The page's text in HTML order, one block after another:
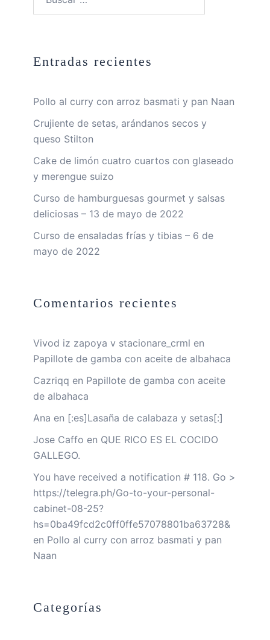
Entradas recientes
Pollo al curry con arroz basmati y pan Naan
Crujiente de setas, arándanos secos y
queso Stilton
Cake de limón cuatro cuartos con glaseado
y merengue suizo
Curso de hamburguesas gourmet y salsas
deliciosas – 13 de mayo de 2022
Curso de ensaladas frías y tibias – 6 de
mayo de 2022
Comentarios recientes
Vivod iz zapoya v stacionare_crml en
Papillote de gamba con aceite de albahaca
Cazriqq en Papillote de gamba con aceite
de albahaca
Ana en [:es]Lasaña de calabaza y setas[:]
Jose Caffo en QUE RICO ES EL COCIDO
GALLEGO.
You have received a notification # 118. Go >
https://telegra.ph/Go-to-your-personal-
cabinet-08-25?
hs=0ba49fcd2c0ff0ffe57078801ba63728&
en Pollo al curry con arroz basmati y pan
Naan
Categorías